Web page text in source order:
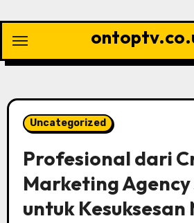
content
Uncategorized
Profesional dari
Marketing
untuk Kesuksesan